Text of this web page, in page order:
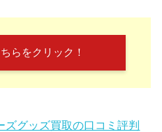
らをクリック！
ズグッズ買取の口コミ評判